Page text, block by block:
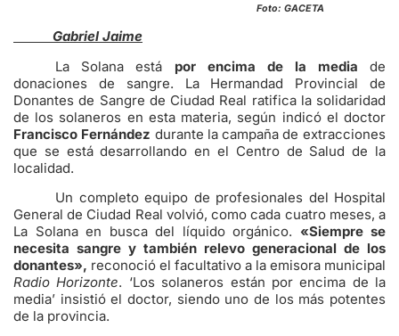
Foto: GACETA
Gabriel Jaime
La Solana está por encima de la media de
donaciones de sangre. La Hermandad Provincial de
Donantes de Sangre de Ciudad Real ratifica la solidaridad
de los solaneros en esta materia, según indicó el doctor
Francisco Fernández durante la campaña de extracciones
que se está desarrollando en el Centro de Salud de la
localidad.
Un completo equipo de profesionales del Hospital
General de Ciudad Real volvió, como cada cuatro meses, a
La Solana en busca del líquido orgánico. «Siempre se
necesita sangre y también relevo generacional de los
donantes», reconoció el facultativo a la emisora municipal
Radio Horizonte. ‘Los solaneros están por encima de la
media’ insistió el doctor, siendo uno de los más potentes
de la provincia.